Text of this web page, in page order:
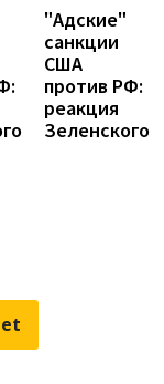
"Адские"
санкции
США
против РФ:
реакция
Зеленского